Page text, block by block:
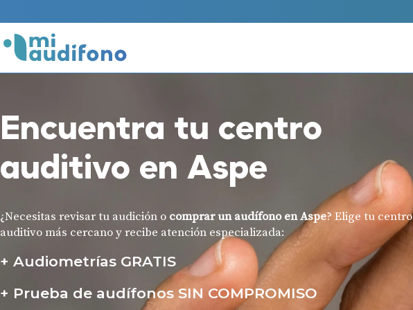
Encuentra tu centro
auditivo en Aspe
¿Necesitas revisar tu audición o comprar un audífono en Aspe? Elige tu centro
auditivo más cercano y recibe atención especializada:
Audiometrías GRATIS
Prueba de audífonos SIN COMPROMISO